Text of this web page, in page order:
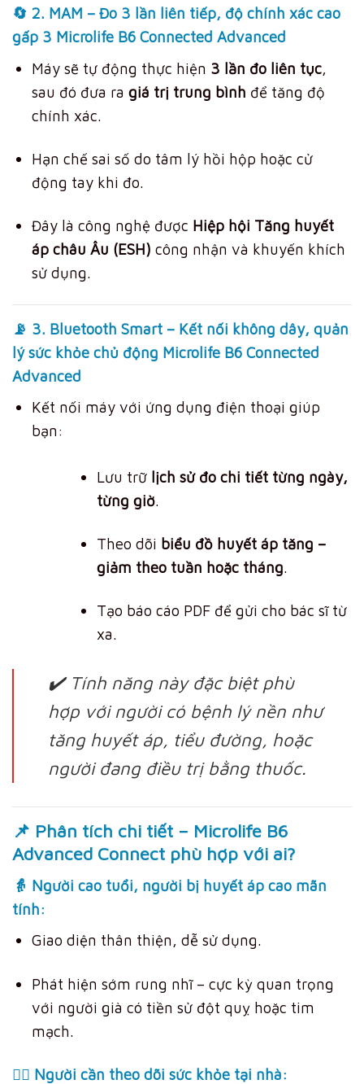
🔄 2. MAM – Đo 3 lần liên tiếp, độ chính xác cao
gấp 3 Microlife B6 Connected Advanced
Máy sẽ tự động thực hiện 3 lần đo liên tục,
sau đó đưa ragiá trị trung bình để tăng độ
chính xác.
Hạn chế sai số do tâm lý hồi hộp hoặc cử
động tay khi đo.
Đây là công nghệ được Hiệp hội Tăng huyết
áp châu Âu (ESH) công nhận và khuyến khích
sử dụng.
📡 3. Bluetooth Smart – Kết nối không dây, quản
lý sức khỏe chủ động Microlife B6 Connected
Advanced
Kết nối máy với ứng dụng điện thoại giúp
bạn:
Lưu trữ lịch sử đo chi tiết từng ngày,
từng giờ.
Theo dõi biểu đồ huyết áp tăng –
giảm theo tuần hoặc tháng.
Tạo báo cáo PDF để gửi cho bác sĩ từ
xa.
✔️ Tính năng này đặc biệt phù
hợp với người có bệnh lý nền như
tăng huyết áp, tiểu đường, hoặc
người đang điều trị bằng thuốc.
📌 Phân tích chi tiết – Microlife B6
Advanced Connect phù hợp với ai?
👵 Người cao tuổi, người bị huyết áp cao mãn
tính:
Giao diện thân thiện, dễ sử dụng.
Phát hiện sớm rung nhĩ – cực kỳ quan trọng
với người già có tiền sử đột quỵ hoặc tim
mạch.
🧑‍⚕️ Người cần theo dõi sức khỏe tại nhà: